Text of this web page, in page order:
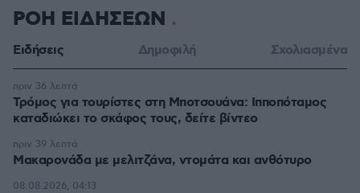
ΡΟΗ ΕΙΔΗΣΕΩΝ
Ειδήσεις Δημοφιλή Σχολιασμένα
Τρόμος για τουρίστες στη Μποτσουάνα: Ιπποπόταμος
καταδιώκει το σκάφος τους, δείτε βίντεο
πριν 36 λεπτά
Μακαρονάδα με μελιτζάνα, ντομάτα και ανθότυρο
πριν 39 λεπτά
08.08.2026, 04:13